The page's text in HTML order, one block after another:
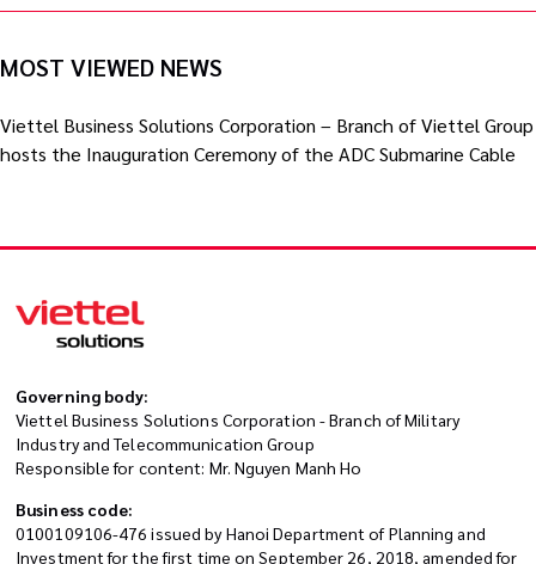
MOST VIEWED NEWS
Viettel Business Solutions Corporation – Branch of Viettel Group
hosts the Inauguration Ceremony of the ADC Submarine Cable
Governing body:
Viettel Business Solutions Corporation - Branch of Military
Industry and Telecommunication Group
Responsible for content: Mr. Nguyen Manh Ho
Business code:
0100109106-476 issued by Hanoi Department of Planning and
Investment for the first time on September 26, 2018, amended for